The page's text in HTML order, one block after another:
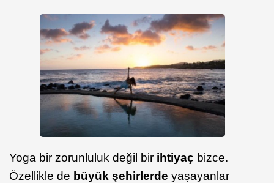
Yoga bir zorunluluk değil bir ihtiyaç bizce.
Özellikle de büyük şehirlerde yaşayanlar